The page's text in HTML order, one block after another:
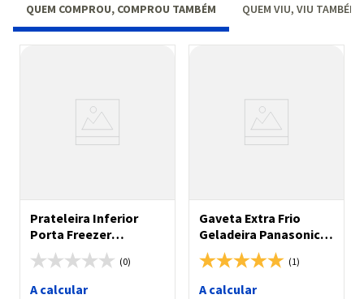
QUEM COMPROU, COMPROU TAMBÉM QUEM VIU, VIU TAMBÉM
Prateleira Inferior
Porta Freezer
Panasonic NR-BT50/
NR-BT51 /NR-BT55 /
NR-BT56 / NR-BT71
(0)
A calcular
Gaveta Extra Frio
Geladeira Panasonic
NR-BT40/ NR-BT41/
NR-BT42/ NR-BT43
(1)
A calcular